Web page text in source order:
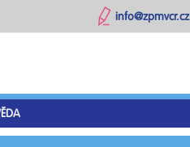
info@zpmvcr.cz